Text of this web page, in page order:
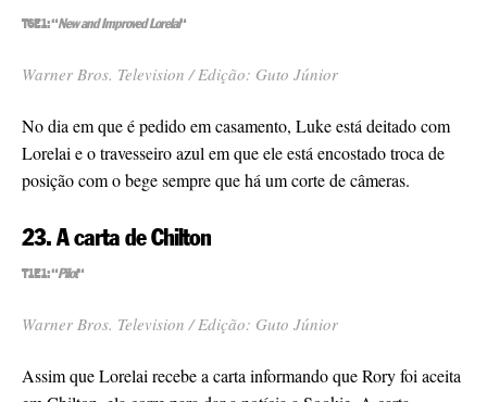
T6E1: “New and Improved Lorelai“
Warner Bros. Television / Edição: Guto Júnior
No dia em que é pedido em casamento, Luke está deitado com
Lorelai e o travesseiro azul em que ele está encostado troca de
posição com o bege sempre que há um corte de câmeras.
23. A carta de Chilton
T1E1: “Pilot“
Warner Bros. Television / Edição: Guto Júnior
Assim que Lorelai recebe a carta informando que Rory foi aceita